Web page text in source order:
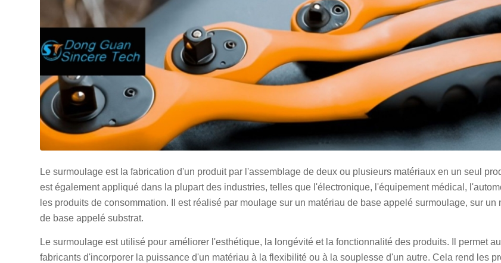
Le surmoulage est la fabrication d'un produit par l'assemblage de deux ou plusieurs matériaux en un seul
est également appliqué dans la plupart des industries, telles que l'électronique, l'équipement médical,
les produits de consommation. Il est réalisé par moulage sur un matériau de base appelé surmoulage, sur un
de base appelé substrat.
Le surmoulage est utilisé pour améliorer l'esthétique, la longévité et la fonctionnalité des produits. Il permet
fabricants d'incorporer la puissance d'un matériau à la flexibilité ou à la souplesse d'un autre. Cela rend les